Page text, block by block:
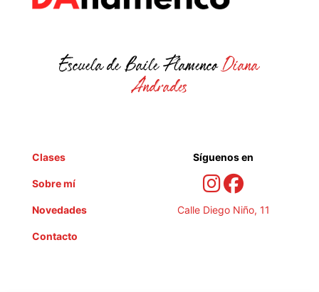
Escuela de Baile FlamencoDiana
Andrades
Clases
Sobre mí
Novedades
Contacto
Síguenos en
Calle Diego Niño, 11